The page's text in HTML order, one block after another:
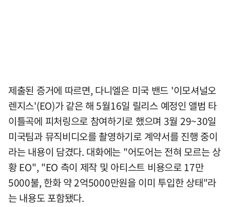
제출된 증거에 따르면, 다니엘은 미국 밴드 '이모셔널오
렌지스'(EO)가 같은 해 5월16일 릴리스 예정인 앨범 타
이틀곡에 피처링으로 참여하기로 했으며 3월 29~30일
미국팀과 뮤직비디오를 촬영하기로 계약서를 진행 중이
라는 내용이 담겼다. 대화에는 "어도어는 전혀 모르는 상
황 EO", "EO 측이 제작 및 아티스트 비용으로 17만
5000불, 한화 약 2억5000만원을 이미 투입한 상태"라
는 내용도 포함됐다.